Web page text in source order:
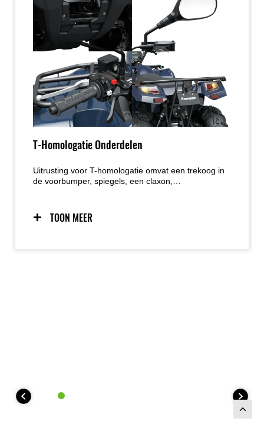
T-Homologatie Onderdelen
Uitrusting voor T-homologatie omvat een trekoog in
de voorbumper, spiegels, een claxon,
boven het instrumentenpaneel.
TOON MEER